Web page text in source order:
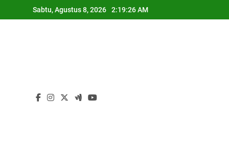
to
Sabtu, Agustus 8, 2026 2:19:28 AM